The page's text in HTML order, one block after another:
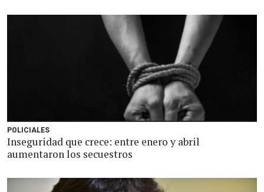
POLICIALES
Inseguridad que crece: entre enero y abril
aumentaron los secuestros